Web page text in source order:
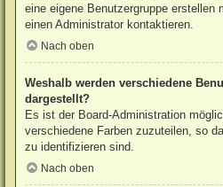
eine eigene Benutzergruppe erstellen
einen Administrator kontaktieren.
Nach oben
Weshalb werden verschiedene
dargestellt?
Es ist der Board-Administration
verschiedene Farben zuzuteilen, so
zu identifizieren sind.
Nach oben